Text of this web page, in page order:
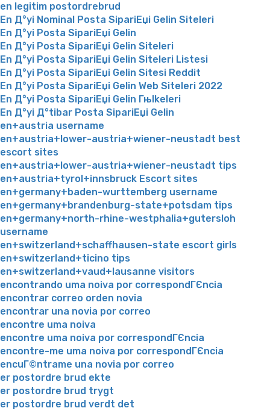
en legitim postordrebrud
En Д°yi Nominal Posta SipariЕџi Gelin Siteleri
En Д°yi Posta SipariЕџi Gelin
En Д°yi Posta SipariЕџi Gelin Siteleri
En Д°yi Posta SipariЕџi Gelin Siteleri Listesi
En Д°yi Posta SipariЕџi Gelin Sitesi Reddit
En Д°yi Posta SipariЕџi Gelin Web Siteleri 2022
En Д°yi Posta SipariЕџi Gelin Гњlkeleri
En Д°yi Д°tibar Posta SipariЕџi Gelin
en+austria username
en+austria+lower-austria+wiener-neustadt best
escort sites
en+austria+lower-austria+wiener-neustadt tips
en+austria+tyrol+innsbruck Escort sites
en+germany+baden-wurttemberg username
en+germany+brandenburg-state+potsdam tips
en+germany+north-rhine-westphalia+gutersloh
username
en+switzerland+schaffhausen-state escort girls
en+switzerland+ticino tips
en+switzerland+vaud+lausanne visitors
encontrando uma noiva por correspondГЄncia
encontrar correo orden novia
encontrar una novia por correo
encontre uma noiva
encontre uma noiva por correspondГЄncia
encontre-me uma noiva por correspondГЄncia
encuГ©ntrame una novia por correo
er postordre brud ekte
er postordre brud trygt
er postordre brud verdt det